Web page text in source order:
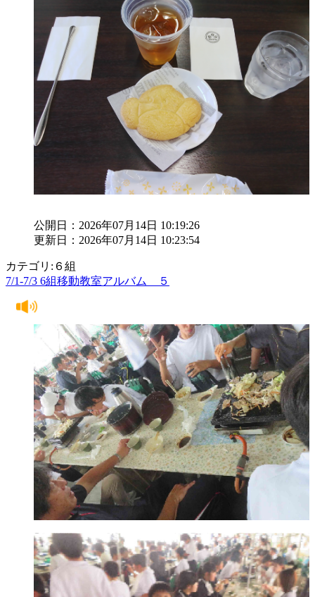
公開日：2026年07月14日 10:19:26
更新日：2026年07月14日 10:23:54
カテゴリ:６組
7/1-7/3 6組移動教室アルバム ５